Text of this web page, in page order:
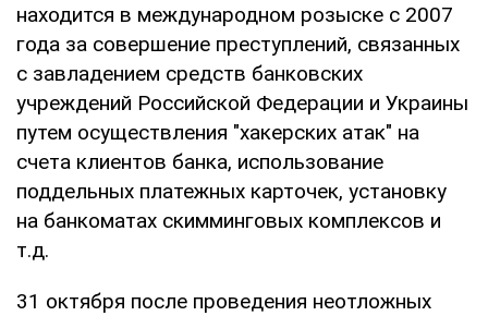
находится в международном розыске с 2007
года за совершение преступлений, связанных
с завладением средств банковских
учреждений Российской Федерации и Украины
путем осуществления "хакерских атак" на
счета клиентов банка, использование
поддельных платежных карточек, установку
на банкоматах скимминговых комплексов и
т.д.
31 октября после проведения неотложных